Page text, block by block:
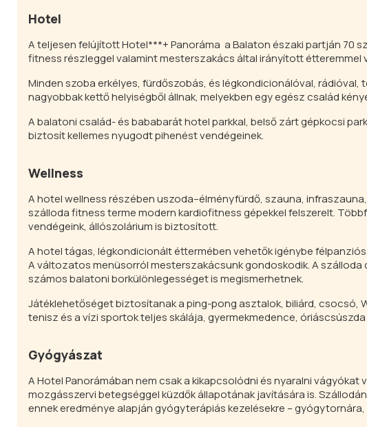
Hotel
A teljesen felújított Hotel***+ Panoráma a Balaton északi partján 70
fitness részleggel valamint mesterszakács által irányított étteremmel
Minden szoba erkélyes, fürdőszobás, és légkondicionálóval,
nagyobbak kettő helyiségből állnak, melyekben egy egész család
A balatoni család- és bababarát hotel parkkal, belső zárt gépkocsi
biztosít kellemes nyugodt pihenést vendégeinek.
Wellness
A hotel wellness részében uszoda–élményfürdő, szauna,
szálloda fitness terme modern kardiofitness gépekkel felszerelt.
vendégeink, állószolárium is biztosított.
A hotel tágas, légkondicionált éttermében vehetők igénybe
A változatos menüsorról mesterszakácsunk gondoskodik. A szálloda
számos balatoni borkülönlegességet is megismerhetnek.
Játéklehetőséget biztosítanak a ping-pong asztalok, biliárd, csocsó,
tenisz és a vízi sportok teljes skálája, gyermekmedence,
Gyógyászat
A Hotel Panorámában nem csak a kikapcsolódni és nyaralni
mozgásszervi betegséggel küzdők állapotának javítására is.
ennek eredménye alapján gyógyterápiás kezelésekre –